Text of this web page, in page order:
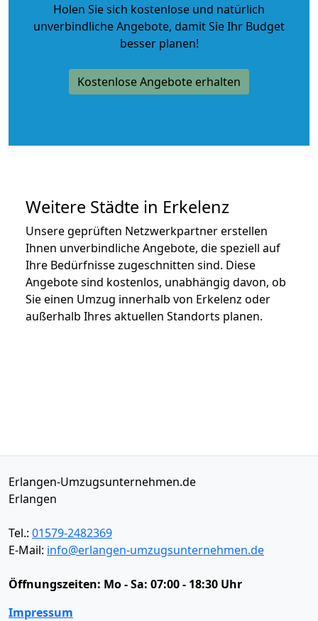
Holen Sie sich kostenlose und natürlich
unverbindliche Angebote, damit Sie Ihr Budget
besser planen!
Kostenlose Angebote erhalten
Weitere Städte in Erkelenz
Unsere geprüften Netzwerkpartner erstellen
Ihnen unverbindliche Angebote, die speziell auf
Ihre Bedürfnisse zugeschnitten sind. Diese
Angebote sind kostenlos, unabhängig davon, ob
Sie einen Umzug innerhalb von Erkelenz oder
außerhalb Ihres aktuellen Standorts planen.
Erlangen-Umzugsunternehmen.de
Erlangen
Tel.: 01579-2482369
E-Mail: info@erlangen-umzugsunternehmen.de
Öffnungszeiten: Mo - Sa: 07:00 - 18:30 Uhr
Impressum